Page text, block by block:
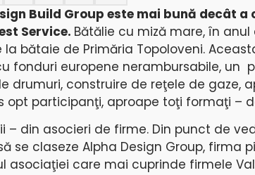
Build Group este mai bună decât
Service. Bătălie cu miză mare, în anul
bătaie de Primăria Topoloveni.
fonduri europene nerambursabile, un
drumuri, construire de reţele de gaze,
opt participanţi, aproape toţi formaţi –
– din asocieri de firme. Din punct de
se claseze Alpha Design Group, firma
asociaţiei care mai cuprinde firmele